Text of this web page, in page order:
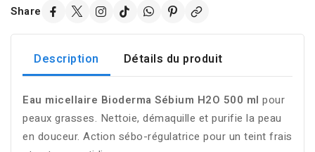
Share
Description Détails du produit
Eau micellaire Bioderma Sébium H2O 500 ml pour
peaux grasses. Nettoie, démaquille et purifie la peau
en douceur. Action sébo-régulatrice pour un teint frais